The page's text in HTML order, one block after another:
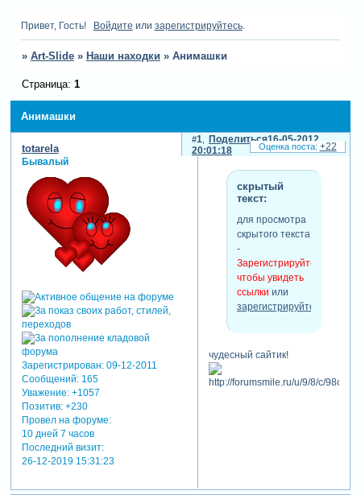
Привет, Гость! Войдите или зарегистрируйтесь.
» Art-Slide » Наши находки » Анимашки
Анимашки
Страница: 1
Поделиться
1
16-05-2012
20:01:18
totarela
Бывалый
Зарегистрирован: 09-12-2011
Сообщений:165
Уважение: +1057
Позитив: +230
Провел на форуме:
10 дней 7 часов
Последний визит:
26-12-2019 15:31:23
скрытый
текст:
для просмотра
скрытого текста
-
Зарегистрируйтесь,
чтобы увидеть
ссылки или
зарегистрируйтесь
чудесный сайтик!
+22